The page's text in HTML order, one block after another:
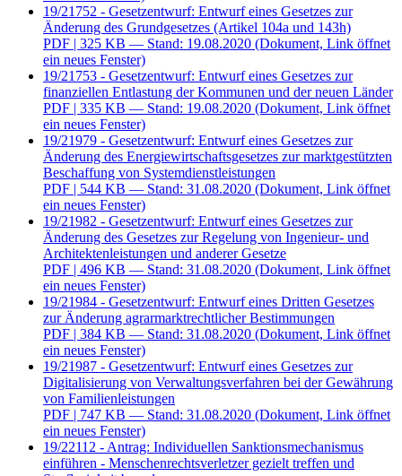
19/21752 - Gesetzentwurf: Entwurf eines Gesetzes zur
Änderung des Grundgesetzes (Artikel 104a und 143h)
PDF | 325 KB — Stand: 19.08.2020 (Dokument, Link öffnet
ein neues Fenster)
19/21753 - Gesetzentwurf: Entwurf eines Gesetzes zur
finanziellen Entlastung der Kommunen und der neuen Länder
PDF | 335 KB — Stand: 19.08.2020 (Dokument, Link öffnet
ein neues Fenster)
19/21979 - Gesetzentwurf: Entwurf eines Gesetzes zur
Änderung des Energiewirtschaftsgesetzes zur marktgestützten
Beschaffung von Systemdienstleistungen
PDF | 544 KB — Stand: 31.08.2020 (Dokument, Link öffnet
ein neues Fenster)
19/21982 - Gesetzentwurf: Entwurf eines Gesetzes zur
Änderung des Gesetzes zur Regelung von Ingenieur- und
Architektenleistungen und anderer Gesetze
PDF | 496 KB — Stand: 31.08.2020 (Dokument, Link öffnet
ein neues Fenster)
19/21984 - Gesetzentwurf: Entwurf eines Dritten Gesetzes
zur Änderung agrarmarktrechtlicher Bestimmungen
PDF | 384 KB — Stand: 31.08.2020 (Dokument, Link öffnet
ein neues Fenster)
19/21987 - Gesetzentwurf: Entwurf eines Gesetzes zur
Digitalisierung von Verwaltungsverfahren bei der Gewährung
von Familienleistungen
PDF | 747 KB — Stand: 31.08.2020 (Dokument, Link öffnet
ein neues Fenster)
19/22112 - Antrag: Individuellen Sanktionsmechanismus
einführen - Menschenrechtsverletzer gezielt treffen und